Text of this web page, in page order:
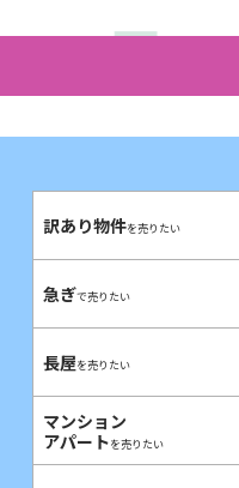
訳あり物件を売りたい
急ぎで売りたい
長屋を売りたい
マンション
アパートを売りたい